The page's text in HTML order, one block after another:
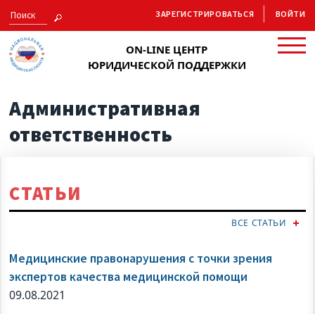
ON-LINE ЦЕНТР
ЮРИДИЧЕСКОЙ ПОДДЕРЖКИ
ЗАРЕГИСТРИРОВАТЬСЯ ВОЙТИ
Административная
ответственность
СТАТЬИ
ВСЕ СТАТЬИ
Медицинские правонарушения с точки зрения
экспертов качества медицинской помощи
09.08.2021